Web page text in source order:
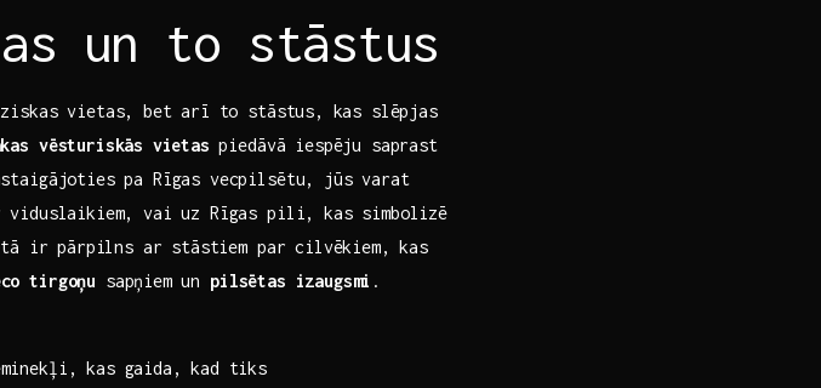
un to stāstus
vietas, ⁤bet‍ arī to stāstus,⁤ kas slēpjas
vēsturiskās⁣ vietas ⁣piedāvā iespēju saprast
pa Rīgas vecpilsētu, jūs ⁤varat
⁤viduslaikiem, vai uz Rīgas pili, kas simbolizē
ir⁣ pārpilns ar stāstiem par cilvēkiem, kas
tirgoņu ‌sapņiem ⁢un pilsētas izaugsmi .
kas gaida, kad ⁤tiks